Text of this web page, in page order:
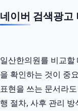
네이버 검색광고
일산한의원를 비교
을 확인하는 것이 중
표현을 쓰는 문서라
행 절차, 사후 관리